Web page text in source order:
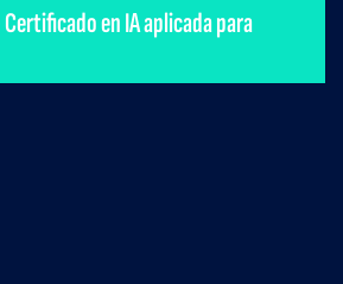
en IA aplicada para